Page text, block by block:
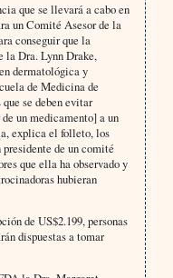
que se llevará a cabo en
un Comité Asesor de la
conseguir que la
la Dra. Lynn Drake,
dermatológica y
de Medicina de
se deben evitar
un medicamento] a un
explica el folleto, los
de un comité
que ella ha observado y
hubieran
de US$2.199, personas
dispuestas a tomar